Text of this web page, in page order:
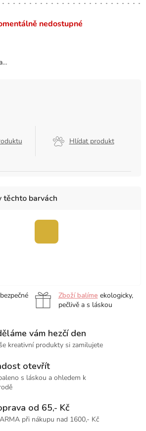
nedostupné
Hlídat produkt
těchto barvách
zelená
modrá
růžová
Zboží balíme ekologicky,
pečlivě a s láskou
vám hezčí den
kreativní produkty si zamilujete
otevřít
s láskou a ohledem k
od 65,- Kč
při nákupu nad 1600,- Kč